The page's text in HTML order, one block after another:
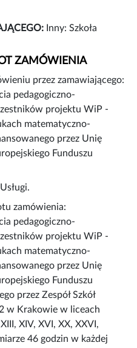
Inny: Szkoła
ZAMÓWIENIA
przez zamawiającego:
pedagogiczno-
projektu WiP -
matematyczno-
przez Unię
Funduszu
zamówienia:
pedagogiczno-
projektu WiP -
matematyczno-
przez Unię
Funduszu
przez Zespół Szkół
w Krakowie w liceach
XIV, XVI, XX, XXVI,
46 godzin w każdej